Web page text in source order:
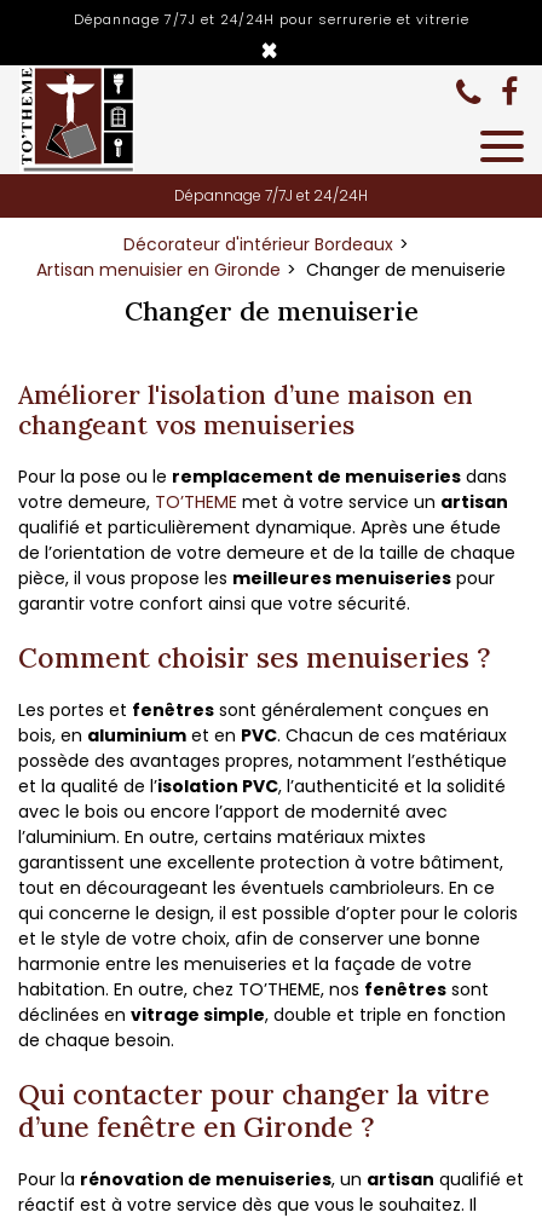
Dépannage 7/7J et 24/24H pour serrurerie et vitrerie
×
Dépannage 7/7J et 24/24H
Décorateur d'intérieur Bordeaux
Artisan menuisier en Gironde
Changer de menuiserie
Changer de menuiserie
Améliorer l'isolation d’une maison en
changeant vos menuiseries
Pour la pose ou le remplacement de menuiseries dans
votre demeure, TO’THEME met à votre service un artisan
qualifié et particulièrement dynamique. Après une étude
de l’orientation de votre demeure et de la taille de chaque
pièce, il vous propose les meilleures menuiseries pour
garantir votre confort ainsi que votre sécurité.
Comment choisir ses menuiseries ?
Les portes et fenêtres sont généralement conçues en
bois, en aluminium et en PVC. Chacun de ces matériaux
possède des avantages propres, notamment l’esthétique
et la qualité de l’isolation PVC, l’authenticité et la solidité
avec le bois ou encore l’apport de modernité avec
l’aluminium. En outre, certains matériaux mixtes
garantissent une excellente protection à votre bâtiment,
tout en décourageant les éventuels cambrioleurs. En ce
qui concerne le design, il est possible d’opter pour le coloris
et le style de votre choix, afin de conserver une bonne
harmonie entre les menuiseries et la façade de votre
habitation. En outre, chez TO’THEME, nos fenêtres sont
déclinées en vitrage simple, double et triple en fonction
de chaque besoin.
Qui contacter pour changer la vitre
d’une fenêtre en Gironde ?
Pour la rénovation de menuiseries, un artisan qualifié et
réactif est à votre service dès que vous le souhaitez. Il
Panneau de gestion des cookies